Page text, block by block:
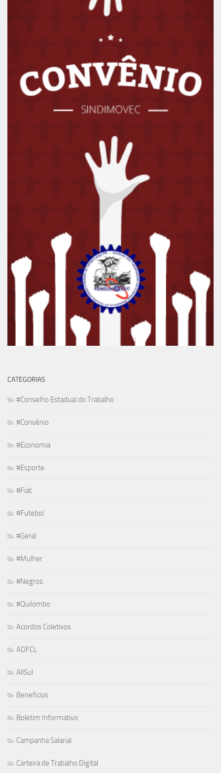
CATEGORIAS
#Conselho Estadual do Trabalho
#Convênio
#Economia
#Esporte
#Fiat
#Futebol
#Geral
#Mulher
#Negros
#Quilombo
Acordos Coletivos
ADFCL
AllSul
Beneficios
Boletim Informativo
Campanha Salarial
Carteira de Trabalho Digital